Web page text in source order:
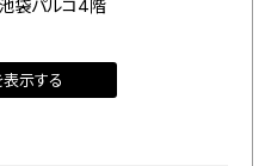
袋パルコ4階
示する